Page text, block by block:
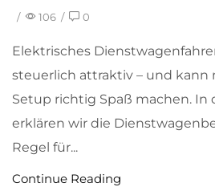
/ 106 / 0
Elektrisches
steuerlich attraktiv – und
Setup richtig Spaß machen. In
erklären wir die
Regel für...
Continue Reading